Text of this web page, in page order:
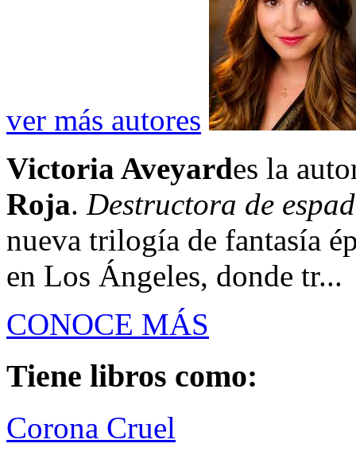
ver más autores
Victoria Aveyardes la
Roja. Destructora de
nueva trilogía de fantasía
en Los Ángeles, donde tr...
CONOCE MÁS
Tiene libros como:
Corona Cruel